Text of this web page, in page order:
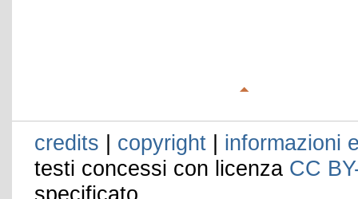
credits | copyright | informazioni
testi concessi con licenza CC
specificato